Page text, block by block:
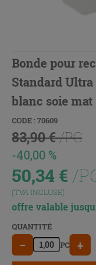
Bonde pour
Standard
blanc soie mat
CODE : 70609
83,90 €/PC
-40,00 %
50,34 € /
(TVA INCLUSE)
offre valable
QUANTITÉ
− PC +